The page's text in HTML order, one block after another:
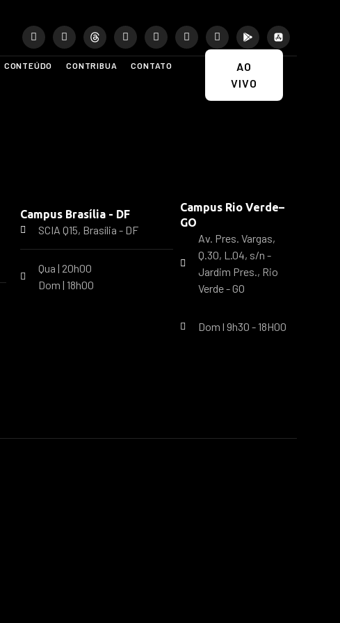
CONTEÚDO CONTRIBUA CONTATO
AO
VIVO
Campus Brasília - DF
SCIA Q15, Brasília - DF
Qua | 20h00
Dom | 18h00
Campus Rio Verde–
GO
Av. Pres. Vargas,
Q.30, L.04, s/n -
Jardim Pres., Rio
Verde - GO
Dom l 9h30 - 18H00